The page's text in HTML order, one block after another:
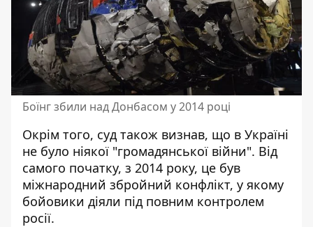
Боїнг збили над Донбасом у 2014 році
Окрім того, суд також визнав, що в Україні
не було ніякої "громадянської війни". Від
самого початку, з 2014 року, це був
міжнародний збройний конфлікт, у якому
бойовики діяли під повним контролем
росії.